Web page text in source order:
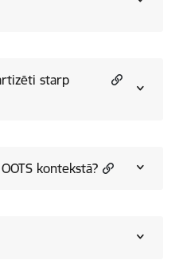
starp
kontekstā?